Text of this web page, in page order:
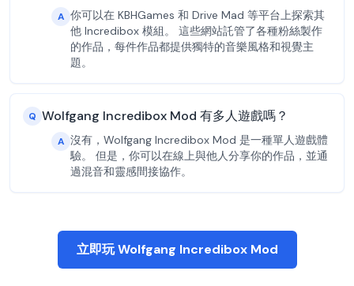
A 你可以在 KBHGames 和 Drive Mad 等平台上探索其
他 Incredibox 模組。 這些網站託管了各種粉絲製作
的作品，每件作品都提供獨特的音樂風格和視覺主
題。
Q Wolfgang Incredibox Mod 有多人遊戲嗎？
A 沒有，Wolfgang Incredibox Mod 是一種單人遊戲體
驗。 但是，你可以在線上與他人分享你的作品，並通
過混音和靈感間接協作。
立即玩 Wolfgang Incredibox Mod